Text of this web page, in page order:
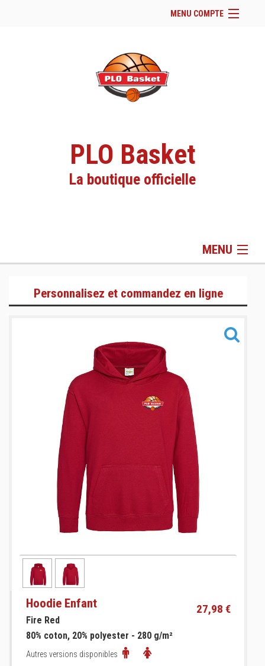
MENU COMPTE
Site Web du club
Facebook
Se connecter
Panier (
PLO Basket
La boutique officielle
MENU
Gamme Training
Informations
Personnalisez et commandez en ligne
Hoodie Enfant 27,98 €
Fire Red
80% coton, 20% polyester - 280 g/m²
Autres versions disponibles